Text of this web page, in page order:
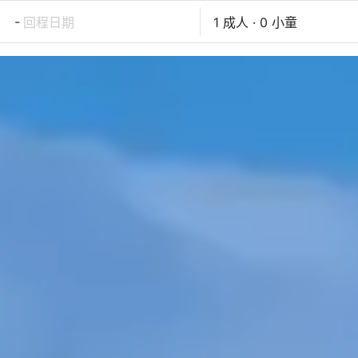
- 回程日期 1 成人 · 0 小童